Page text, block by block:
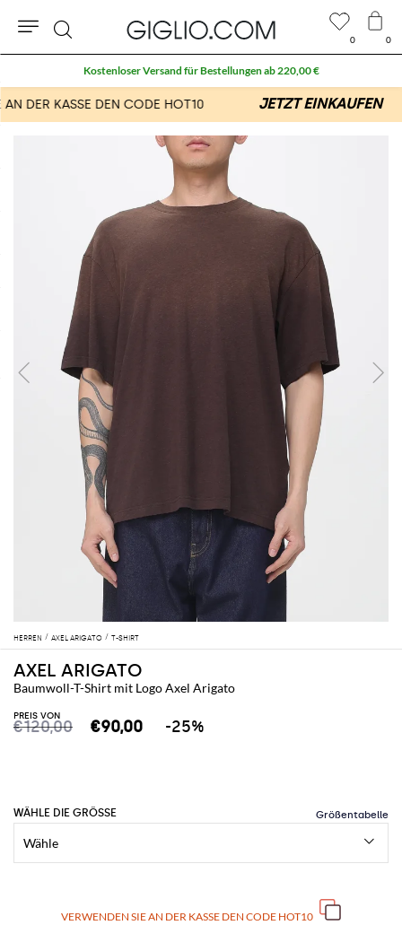
HERREN AXEL ARIGATO T-SHIRT
AXEL ARIGATO
Baumwoll-T-Shirt mit Logo Axel Arigato
PREIS VON
€120,00 €90,00 -25%
WÄHLE DIE GRÖSSE
VERWENDEN SIE AN DER KASSE DEN CODE HOT10
0 0
Suche
Kostenloser Versand für Bestellungen ab 220,00 €